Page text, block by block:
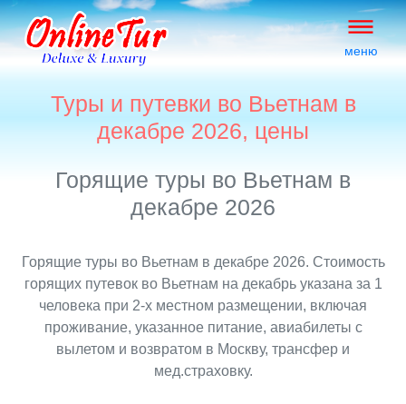
меню
Туры и путевки во Вьетнам в
декабре 2026, цены
Горящие туры во Вьетнам в
декабре 2026
Горящие туры во Вьетнам в декабре 2026. Стоимость
горящих путевок во Вьетнам на декабрь указана за 1
человека при 2-х местном размещении, включая
проживание, указанное питание, авиабилеты с
вылетом и возвратом в Москву, трансфер и
мед.страховку.